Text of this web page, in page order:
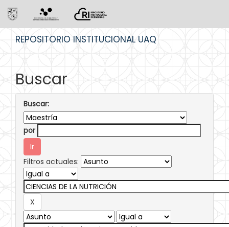
REPOSITORIO INSTITUCIONAL UAQ
Buscar
Buscar:
por
Filtros actuales: